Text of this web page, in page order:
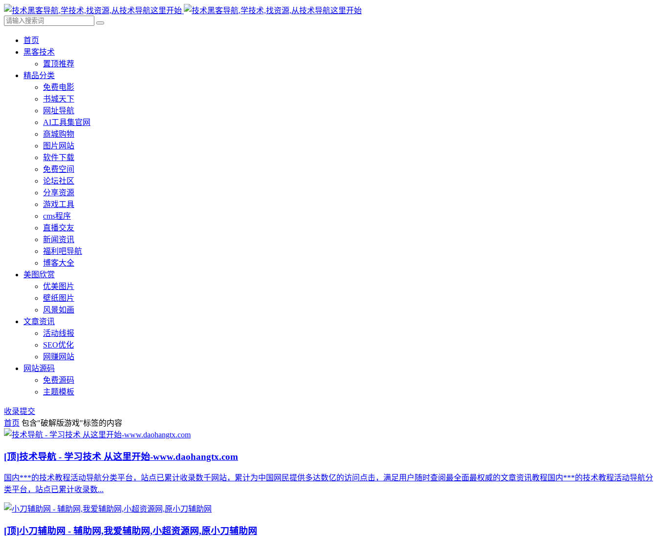
首页
黑客技术
置顶推荐
精品分类
免费电影
书城天下
网址导航
AI工具集官网
商城购物
图片网站
软件下载
免费空间
论坛社区
分享资源
游戏工具
cms程序
直播交友
新闻资讯
福利吧导航
博客大全
美图欣赏
优美图片
壁纸图片
风景如画
文章资讯
活动线报
SEO优化
网赚网站
网站源码
免费源码
主题模板
收录提交
首页 包含"破解版游戏"标签的内容
[顶]技术导航 - 学习技术 从这里开始-www.daohangtx.com
国内***的技术教程活动导航分类平台，站点已累计收录数千网站，累计为中国网民提供多达数亿的访问点击，满足用户随时查阅最全面最权威的文章资讯教程国内***的技术教程活动导航分
类平台，站点已累计收录数...
[顶]小刀辅助网 - 辅助网,我爱辅助网,小超资源网,原小刀辅助网